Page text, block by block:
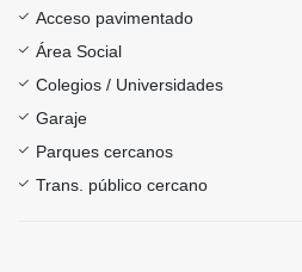
Acceso pavimentado
Área Social
Colegios / Universidades
Garaje
Parques cercanos
Trans. público cercano